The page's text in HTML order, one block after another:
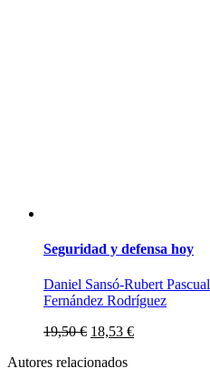
Seguridad y defensa hoy
Daniel Sansó-Rubert Pascual
Fernández Rodríguez
19,50€ 18,53 €
Autores relacionados